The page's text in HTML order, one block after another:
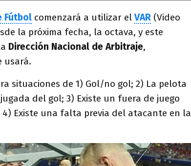
Fútbol comenzará a utilizar elVAR (Video
la próxima fecha, la octava, y este
Dirección Nacional de Arbitraje,
usará.
situaciones de 1) Gol/no gol​; 2) La pelota
del gol; 3) Existe un fuera de juego
4) Existe una falta previa del atacante en la